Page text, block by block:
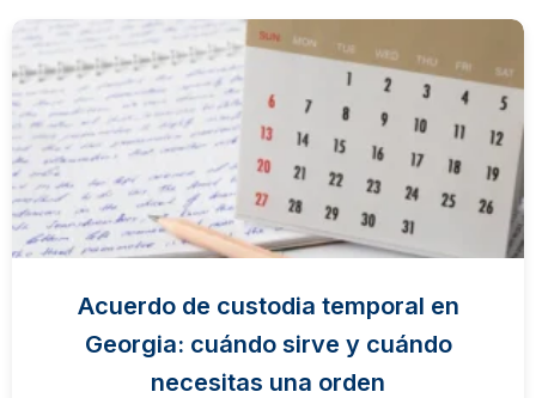
Acuerdo de custodia temporal en
Georgia: cuándo sirve y cuándo
necesitas una orden